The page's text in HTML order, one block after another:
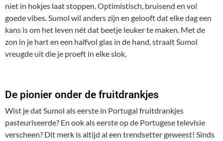
niet in hokjes laat stoppen. Optimistisch, bruisend en vol
goede vibes. Sumol wil anders zijn en gelooft dat elke dag een
kans is om het leven nét dat beetje leuker te maken. Met de
zon in je hart en een halfvol glas in de hand, straalt Sumol
vreugde uit die je proeft in elke slok.
De pionier onder de fruitdrankjes
Wist je dat Sumol als eerste in Portugal fruitdrankjes
pasteuriseerde? En ook als eerste op de Portugese televisie
verscheen? Dit merk is altijd al een trendsetter geweest! Sinds